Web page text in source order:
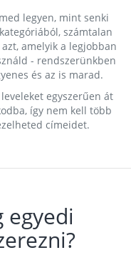
legyen, mint senki
számtalan
amelyik a legjobban
- rendszerünkben
és az is marad.
egyszerűen át
így nem kell több
címeidet.
egyedi